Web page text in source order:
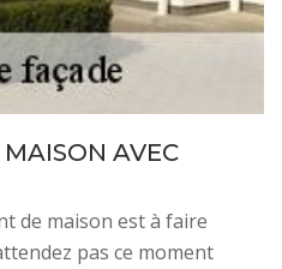
AVEC
de maison est à faire
pas ce moment